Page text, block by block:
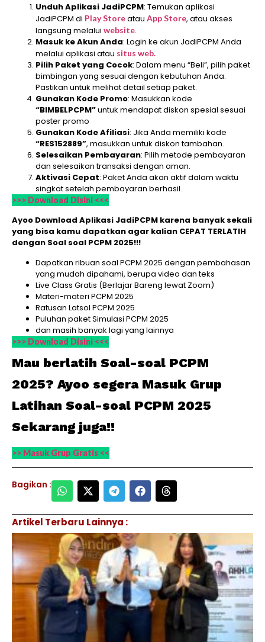
Unduh Aplikasi JadiPCPM: Temukan aplikasi
JadiPCPM di Play Storeatau App Store, atau akses
langsung melalui website.
Masuk ke Akun Anda: Login ke akun JadiPCPM Anda
melalui aplikasi atau situs web.
Pilih Paket yang Cocok: Dalam menu “Beli”, pilih paket
bimbingan yang sesuai dengan kebutuhan Anda.
Pastikan untuk melihat detail setiap paket.
Gunakan Kode Promo: Masukkan kode
“BIMBELPCPM”untuk mendapat diskon spesial sesuai
poster promo
Gunakan Kode Afiliasi: Jika Anda memiliki kode
“RES152889”, masukkan untuk diskon tambahan.
Selesaikan Pembayaran: Pilih metode pembayaran
dan selesaikan transaksi dengan aman.
Aktivasi Cepat: Paket Anda akan aktif dalam waktu
singkat setelah pembayaran berhasil.
>>> Download Disini <<<
Ayoo Download Aplikasi JadiPCPM karena banyak sekali
yang bisa kamu dapatkan agar kalian CEPAT TERLATIH
dengan Soal soal PCPM 2025!!!
Dapatkan ribuan soal PCPM 2025 dengan pembahasan
yang mudah dipahami, berupa video dan teks
Live Class Gratis (Berlajar Bareng lewat Zoom)
Materi-materi PCPM 2025
Ratusan Latsol PCPM 2025
Puluhan paket Simulasi PCPM 2025
dan masih banyak lagi yang lainnya
>>> Download Disini <<<
Mau berlatih Soal-soal PCPM
2025? Ayoo segera Masuk Grup
Latihan Soal-soal PCPM 2025
Sekarang juga!!
>> Masuk Grup Gratis <<
Bagikan :
Artikel Terbaru Lainnya :